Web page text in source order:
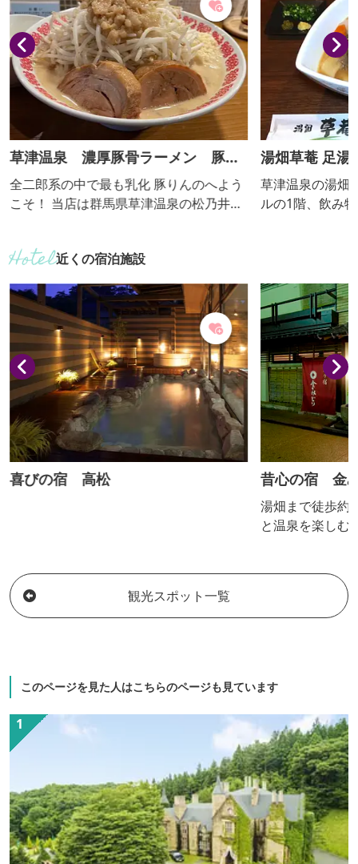
草津温泉 濃厚豚骨ラーメン 豚り
んの
全二郎系の中で最も乳化 豚りんのへよう
こそ！ 当店は群馬県草津温泉の松乃井旅
供しています。 湯畑から歩いて5分の所
にございます。 私たちは豚を厳選し、独
自の秘伝のタレで丁寧に調理していま
す。 一口食べれば、豚の旨味が口いっぱ
いに広がり、食べ応え抜群です。 私たち
のラーメンは、濃厚なスープと、ガッチ
リ歯応えのある極太麺が特徴...
湯畑草菴 足湯
草津温泉の湯畑
ルの1階、飲み
近くの宿泊施設
喜びの宿 高松 昔心の宿 金
湯畑まで徒歩約
と温泉を楽しむ
観光スポット一覧
このページを見た人はこちらのページも見ています